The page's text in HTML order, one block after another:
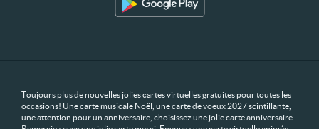
Toujours plus de nouvelles jolies cartes virtuelles gratuites pour toutes les
occasions! Une carte musicale Noël, une carte de voeux 2027 scintillante,
une attention pour un anniversaire, choisissez une jolie carte anniversaire.